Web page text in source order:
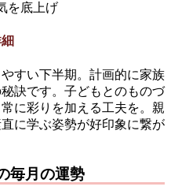
を底上げ
すい下半期。計画的に家族
訣です。子どもとのものづ
に彩りを加える工夫を。親
に学ぶ姿勢が好印象に繋が
毎月の運勢